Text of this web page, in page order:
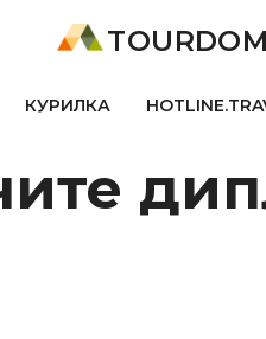
КУРИЛКА